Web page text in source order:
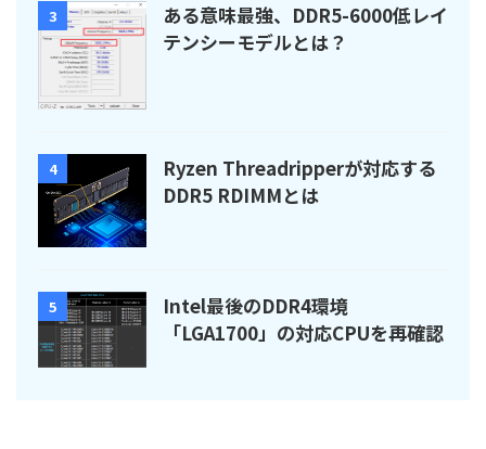
3
ある意味最強、DDR5-6000低レイ
テンシーモデルとは？
4
Ryzen Threadripperが対応する
DDR5 RDIMMとは
5
Intel最後のDDR4環境
「LGA1700」の対応CPUを再確認